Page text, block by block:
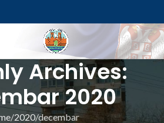
Archives:
2020
2020 decembar